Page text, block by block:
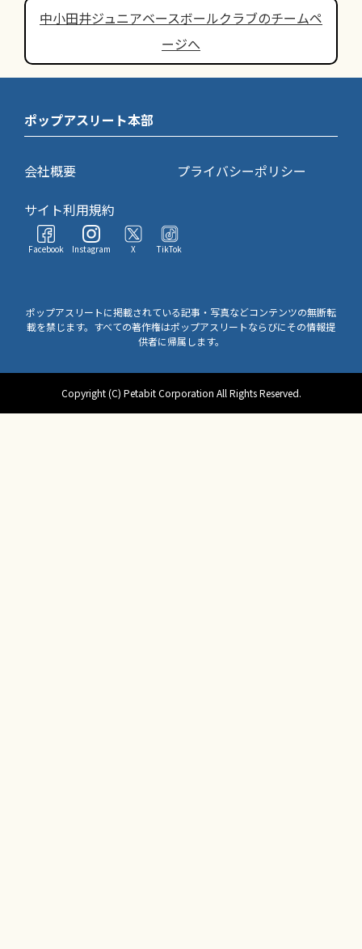
中小田井ジュニアベースボールクラブのチームペ
ージへ
ポップアスリート本部
会社概要
プライバシーポリシー
サイト利用規約
Facebook Instagram X TikTok
ポップアスリートに掲載されている記事・写真などコンテンツの無断転
載を禁じます。すべての著作権はポップアスリートならびにその情報提
供者に帰属します。
Copyright (C) Petabit Corporation All Rights Reserved.